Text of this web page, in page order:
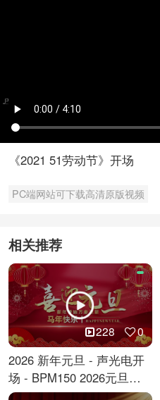
《2021 51劳动节》开场
PC端网站可下载高清原版视频
相关推荐
228 0
2026 新年元旦 - 声光电开
场 - BPM150 2026元旦跨
年倒计时